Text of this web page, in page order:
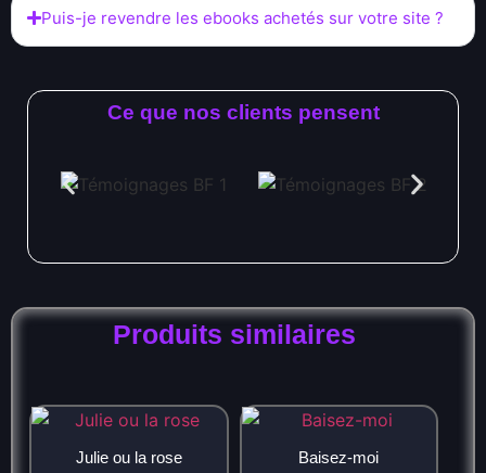
Puis-je revendre les ebooks achetés sur votre site ?
Ce que nos clients pensent
Produits similaires
Julie ou la rose Baisez-moi